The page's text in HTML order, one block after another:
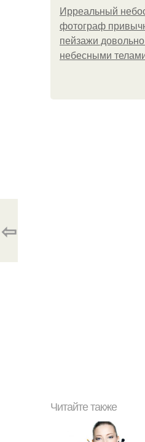
Ирреальный
фотограф
пейзажи
небесными
⇦
Читайте также